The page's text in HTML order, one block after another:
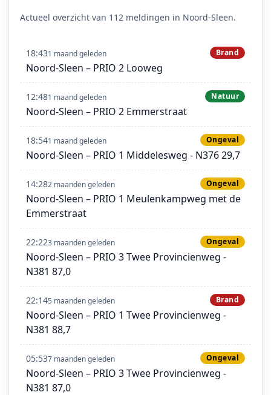
Actueel overzicht van 112 meldingen in Noord-Sleen.
18:431 maand geleden Brand
Noord-Sleen – PRIO 2 Looweg
12:481 maand geleden Natuur
Noord-Sleen – PRIO 2 Emmerstraat
18:541 maand geleden Ongeval
Noord-Sleen – PRIO 1 Middelesweg - N376 29,7
14:282 maanden geleden Ongeval
Noord-Sleen – PRIO 1 Meulenkampweg met de
Emmerstraat
22:223 maanden geleden Ongeval
Noord-Sleen – PRIO 3 Twee Provincienweg -
N381 87,0
22:145 maanden geleden Brand
Noord-Sleen – PRIO 1 Twee Provincienweg -
N381 88,7
05:537 maanden geleden Ongeval
Noord-Sleen – PRIO 3 Twee Provincienweg -
N381 87,0